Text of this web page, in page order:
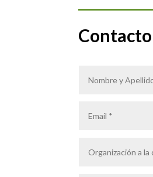
Contacto